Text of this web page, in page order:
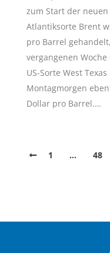
zum Start der
Atlantiksorte Brent
pro Barrel
vergangenen
US-Sorte West
Montagmorgen
Dollar pro Barrel.…
1 … 48